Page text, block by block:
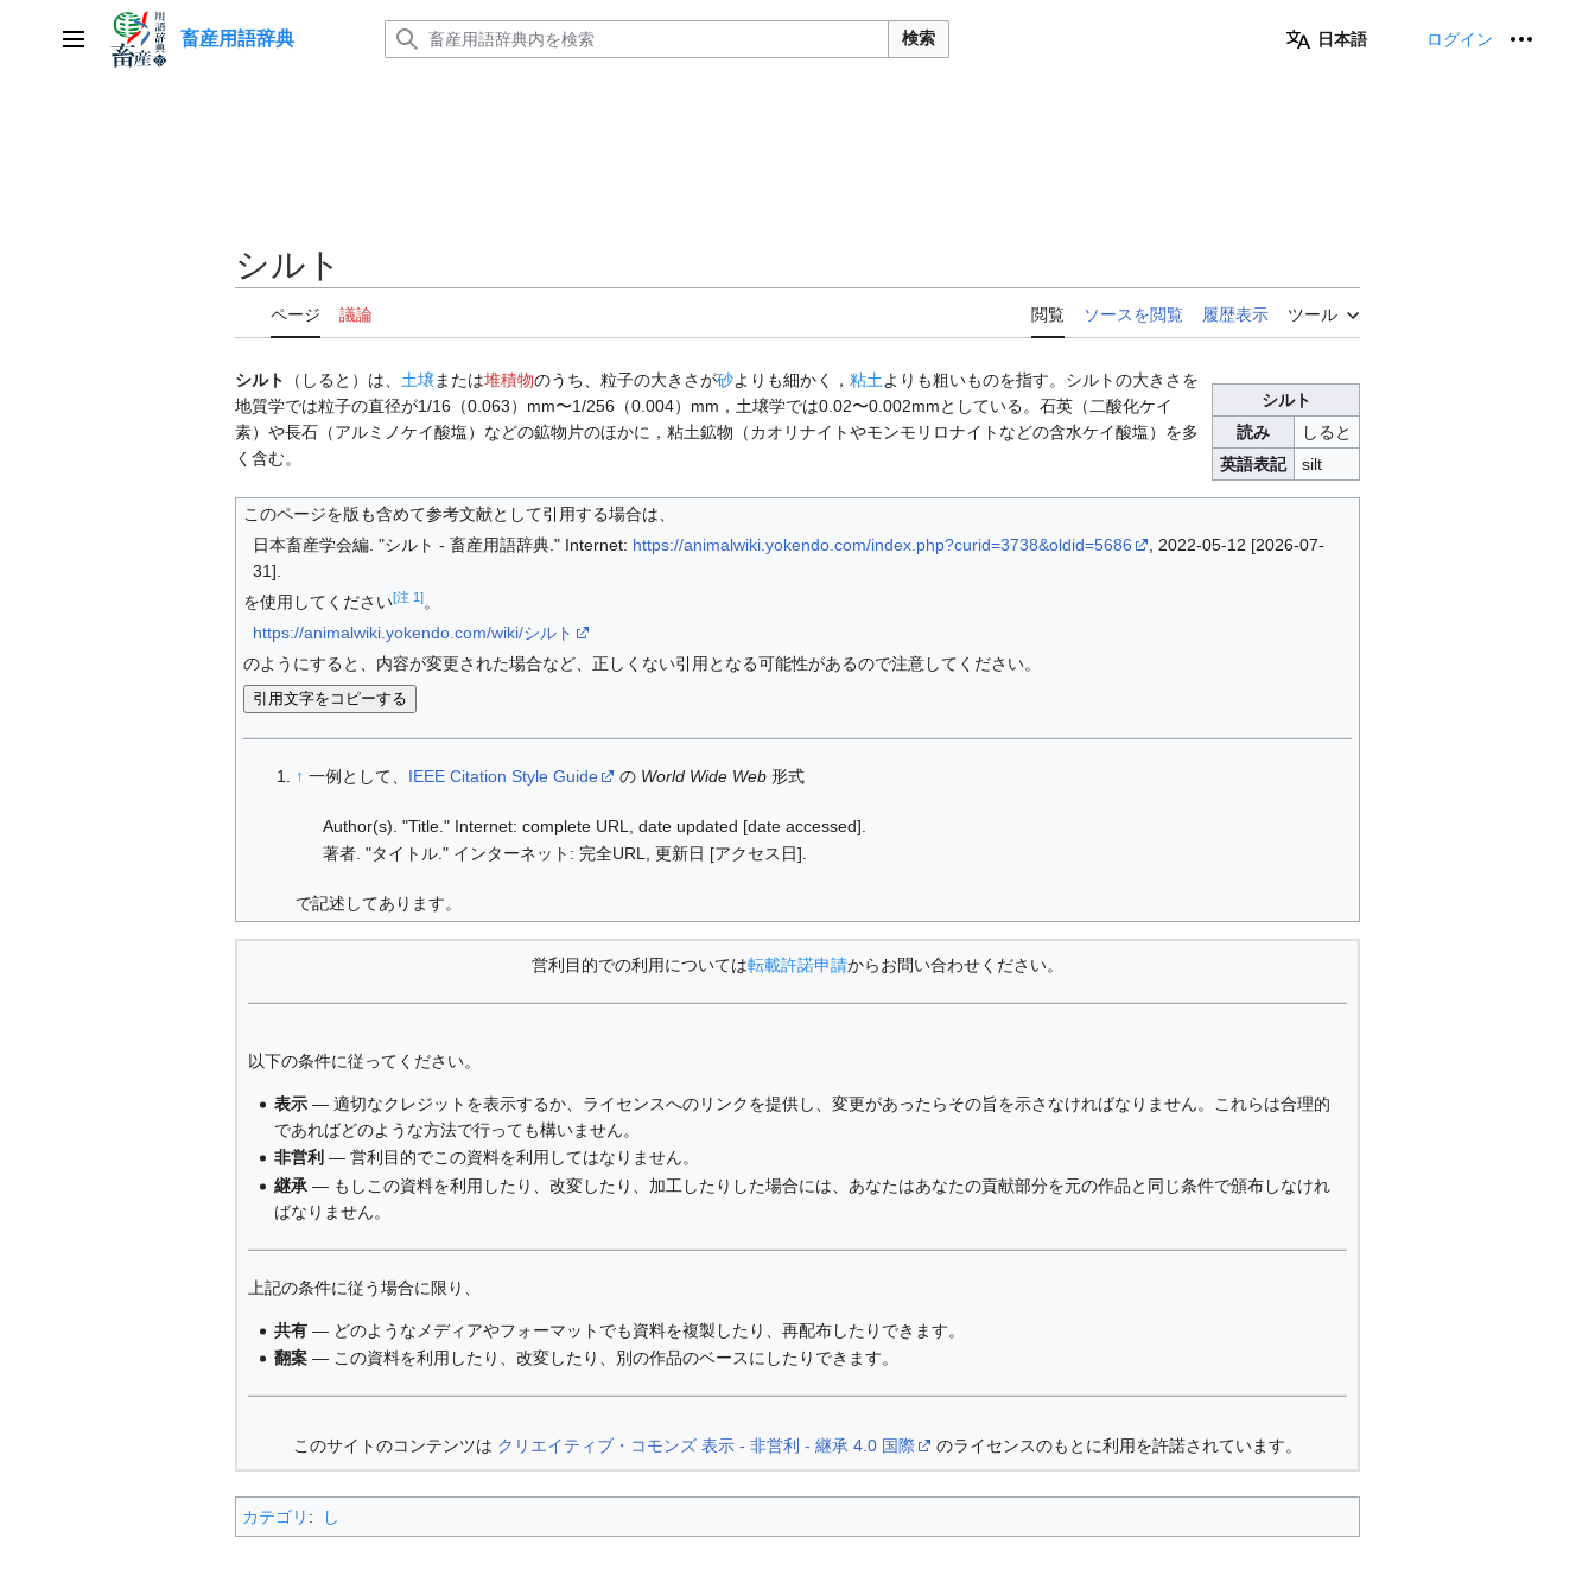
メインメニュー
畜産用語辞典 検索 日本語 ログイン
シルト
ページ 議論 閲覧 ソースを閲覧 履歴表示 ツール
シルト
読み
しると
英語表記
silt
シルト （しると）は、 土壌または堆積物のうち、粒子の大きさが砂よりも細かく， 粘土よりも粗いものを指す。シルトの大きさを
地質学では粒子の直径が1/16（0.063）mm〜1/256（0.004）mm，土壌学では0.02〜0.002mmとしている。石英（二酸化ケイ
素）や長石（アルミノケイ酸塩）などの鉱物片のほかに，粘土鉱物（カオリナイトやモンモリロナイトなどの含水ケイ酸塩）を多
く含む。
このページを版も含めて参考文献として引用する場合は、
日本畜産学会編. "シルト - 畜産用語辞典." Internet: https://animalwiki.yokendo.com/index.php?curid=3738&oldid=5686
, 2022-05-12 [2026-07-
31].
を使用してください[注 1]。
https://animalwiki.yokendo.com/wiki/シルト
のようにすると、内容が変更された場合など、正しくない引用となる可能性があるので注意してください。
引用文字をコピーする
↑ 一例として、 IEEE Citation Style Guide の World Wide Web 形式
Author(s). "Title." Internet: complete URL, date updated [date accessed].
著者. "タイトル." インターネット: 完全URL, 更新日 [アクセス日].
で記述してあります。
営利目的での利用については転載許諾申請からお問い合わせください。
以下の条件に従ってください。
表示 — 適切なクレジットを表示するか、ライセンスへのリンクを提供し、変更があったらその旨を示さなければなりません。これらは合理的
であればどのような方法で行っても構いません。
非営利 — 営利目的でこの資料を利用してはなりません。
継承 — もしこの資料を利用したり、改変したり、加工したりした場合には、あなたはあなたの貢献部分を元の作品と同じ条件で頒布しなけれ
ばなりません。
上記の条件に従う場合に限り、
共有 — どのようなメディアやフォーマットでも資料を複製したり、再配布したりできます。
翻案 — この資料を利用したり、改変したり、別の作品のベースにしたりできます。
このサイトのコンテンツは クリエイティブ・コモンズ 表示 - 非営利 - 継承 4.0 国際 のライセンスのもとに利用を許諾されています。
カテゴリ : し